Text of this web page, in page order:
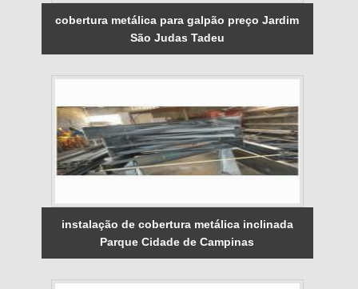
cobertura metálica para galpão preço Jardim
São Judas Tadeu
instalação de cobertura metálica inclinada
Parque Cidade de Campinas